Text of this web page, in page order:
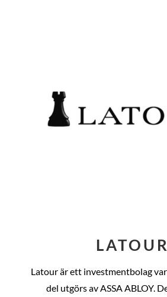
LATOUR
Latour är ett investmentbolag
del utgörs av ASSA ABLOY.